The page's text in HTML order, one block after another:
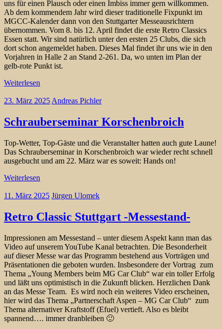
uns für einen Plausch oder einen Imbiss immer gern willkommen.
Ab dem kommendem Jahr wird dieser traditionelle Fixpunkt im
MGCC-Kalender dann von den Stuttgarter Messeausrichtern
übernommen. Vom 8. bis 12. April findet die erste Retro Classics
Essen statt. Wir sind natürlich unter den ersten 25 Clubs, die sich
dort schon angemeldet haben. Dieses Mal findet ihr uns wie in den
Vorjahren in Halle 2 an Stand 2-261. Da, wo unten im Plan der
gelb-rote Punkt ist.
Weiterlesen
23. März 2025 Andreas Pichler
Schrauberseminar Korschenbroich
Top-Wetter, Top-Gäste und die Veranstalter hatten auch gute Laune!
Das Schrauberseminar in Korschenbroich war wieder recht schnell
ausgebucht und am 22. März war es soweit: Hands on!
Weiterlesen
11. März 2025 Jürgen Ulomek
Retro Classic Stuttgart -Messestand-
Impressionen am Messestand – unter diesem Aspekt kann man das
Video auf unserem YouTube Kanal betrachten. Die Besonderheit
auf dieser Messe war das Programm bestehend aus Vorträgen und
Präsentationen die geboten wurden. Insbesondere der Vortrag zum
Thema „Young Members beim MG Car Club“ war ein toller Erfolg
und läßt uns optimistisch in die Zukunft blicken. Herzlichen Dank
an das Messe Team. Es wird noch ein weiteres Video erscheinen,
hier wird das Thema „Partnerschaft Aspen – MG Car Club“ zum
Thema alternativer Kraftstoff (Efuel) vertieft. Also es bleibt
spannend…. immer dranbleiben 🙂